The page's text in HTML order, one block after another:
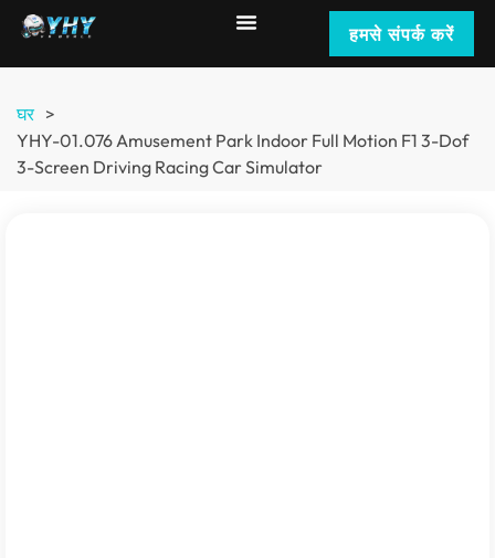
हमसे संपर्क करें
घर >
YHY-01.076Amusement Park Indoor Full Motion F1 3-Dof
3-Screen Driving Racing Car Simulator